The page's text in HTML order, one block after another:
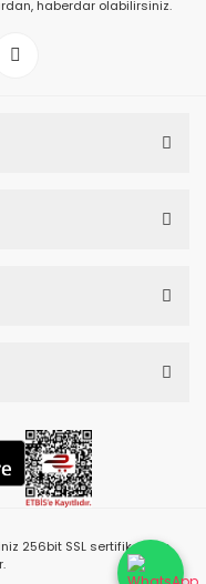
haberdar olabilirsiniz.
256bit SSL sertifikası ile